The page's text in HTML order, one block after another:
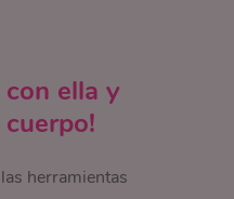
con ella y
herramientas